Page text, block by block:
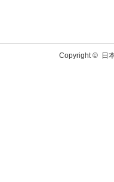
Copyright © 日